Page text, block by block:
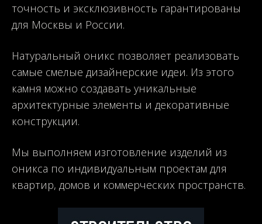
точность и эксклюзивность гарантированы
для Москвы и России.
Натуральный оникс позволяет реализовать
самые смелые дизайнерские идеи. Из этого
камня можно создавать уникальные
архитектурные элементы и декоративные
конструкции.
Мы выполняем изготовление изделий из
оникса по индивидуальным проектам для
квартир, домов и коммерческих пространств.